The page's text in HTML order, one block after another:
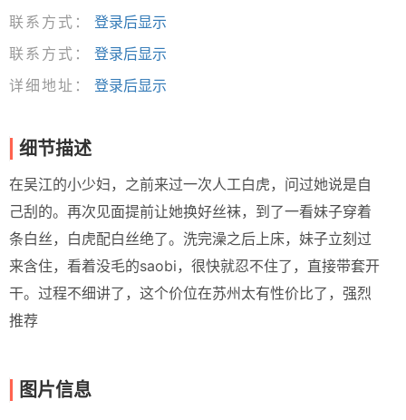
联系方式：
登录后显示
联系方式：
登录后显示
详细地址：
登录后显示
细节描述
在吴江的小少妇，之前来过一次人工白虎，问过她说是自
己刮的。再次见面提前让她换好丝袜，到了一看妹子穿着
条白丝，白虎配白丝绝了。洗完澡之后上床，妹子立刻过
来含住，看着没毛的saobi，很快就忍不住了，直接带套开
干。过程不细讲了，这个价位在苏州太有性价比了，强烈
推荐
图片信息